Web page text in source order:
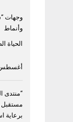
وجهات
وأنماط
الحياة
أغسطس 4,
مستقبل
برعاية